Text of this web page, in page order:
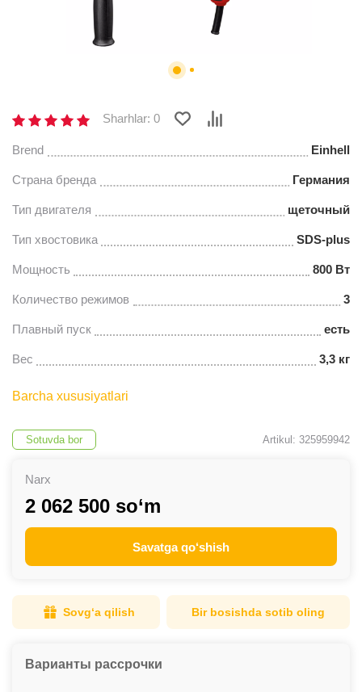
Sharhlar: 0
Brend Einhell
Страна бренда Германия
Тип двигателя щеточный
Тип хвостовика SDS-plus
Мощность 800 Вт
Количество режимов 3
Плавный пуск есть
Вес 3,3 кг
Barcha xususiyatlari
Sotuvda bor Artikul: 325959942
Narx
2 062 500 so‘m
Savatga qo‘shish
Sovg‘a qilish Bir bosishda sotib oling
Варианты рассрочки